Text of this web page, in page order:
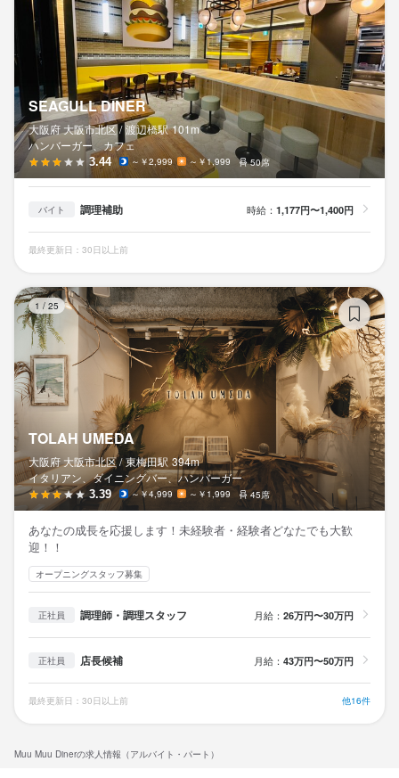
Muu Muu Dinerの求人情報（アルバイト・パート）
SEAGULL DINER
大阪府 大阪市北区 / 渡辺橋駅 101m
ハンバーガー、カフェ
3.44 ～￥2,999 ～￥1,999 50席
バイト 調理補助 時給： 1,177円〜1,400円
最終更新日：30日以上前
1 / 25
TOLAH UMEDA
大阪府 大阪市北区 / 東梅田駅 394m
イタリアン、ダイニングバー、ハンバーガー
3.39 ～￥4,999 ～￥1,999 45席
あなたの成長を応援します！未経験者・経験者どなたでも大歓
迎！！
オープニングスタッフ募集
正社員 調理師・調理スタッフ 月給： 26万円〜30万円
正社員 店長候補 月給： 43万円〜50万円
最終更新日：30日以上前 他16件